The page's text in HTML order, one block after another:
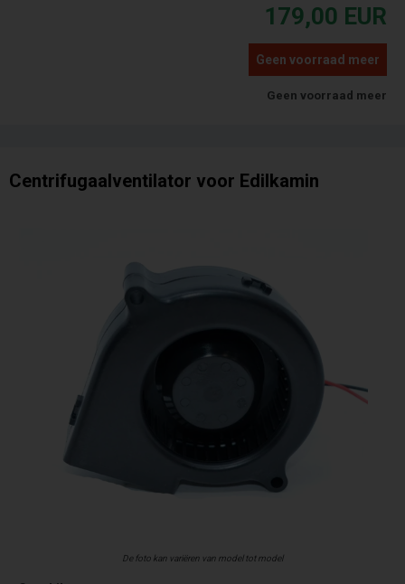
179,00 EUR
Geen voorraad meer
Geen voorraad meer
Centrifugaalventilator voor Edilkamin
De foto kan variëren van model tot model